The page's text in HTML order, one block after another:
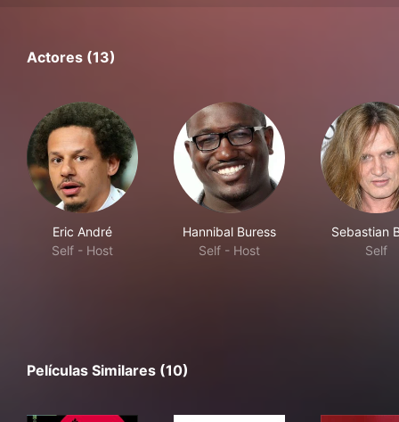
Actores (13)
Eric André
Self - Host
Hannibal Buress
Self - Host
Sebastian
Self
Películas Similares (10)